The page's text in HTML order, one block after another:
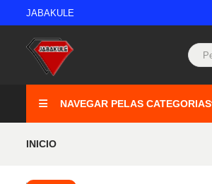
JABAKULE
NAVEGAR PELAS CATEGORIAS
INICIO